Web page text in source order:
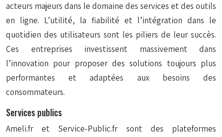
acteurs majeurs dans le domaine des services et des outils
en ligne. L’utilité, la fiabilité et l’intégration dans le
quotidien des utilisateurs sont les piliers de leur succès.
Ces entreprises investissent massivement dans
l’innovation pour proposer des solutions toujours plus
performantes et adaptées aux besoins des
consommateurs.
Services publics
Ameli.fr et Service-Public.fr sont des plateformes